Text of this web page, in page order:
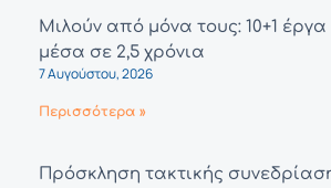
Μιλούν από μόνα τους: 10+1
μέσα σε 2,5 χρόνια
7 Αυγούστου, 2026
Περισσότερα »
Πρόσκληση τακτικής